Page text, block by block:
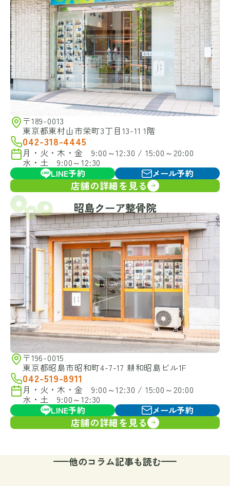
〒189-0013
東京都東村山市栄町3丁目13-11 1階
042-318-4445
月・火・木・金 9:00～12:30 / 15:00～20:00
水・土 9:00～12:30
LINE予約
メール予約
店舗の詳細を見る
昭島クーア整骨院
〒196-0015
東京都昭島市昭和町4-7-17 耕和昭島ビル1F
042-519-8911
月・火・木・金 9:00～12:30 / 15:00～20:00
水・土 9:00～12:30
LINE予約
メール予約
店舗の詳細を見る
他のコラム記事も読む